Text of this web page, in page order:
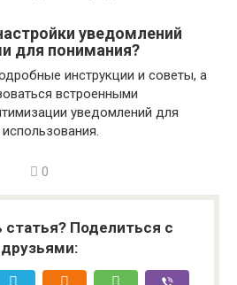
уведомлений
для понимания?
инструкции и советы, а
встроенными
уведомлений для
0
статья? Поделиться с
друзьями: